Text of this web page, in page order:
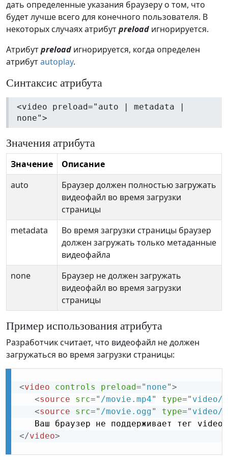
дать определенные указания браузеру о том, что
будет лучше всего для конечного пользователя. В
некоторых случаях атрибутpreload игнорируется.
Атрибутpreload игнорируется, когда определен
атрибутautoplay.
Синтаксис атрибута
<video preload="auto | metadata |
none">
Значения атрибута
Значение
Описание
auto
Браузер должен полностью загружать
видеофайл во время загрузки
страницы
metadata
Во время загрузки страницы браузер
должен загружать только метаданные
видеофайла
none
Браузер не должен загружать
видеофайл во время загрузки
страницы
Пример использования атрибута
Разработчик считает, что видеофайл не должен
загружаться во время загрузки страницы:
<video controls preload=" none">
<source src=" /movie.mp4" type=" video/
<source src=" /movie.ogg" type=" video/
</video>